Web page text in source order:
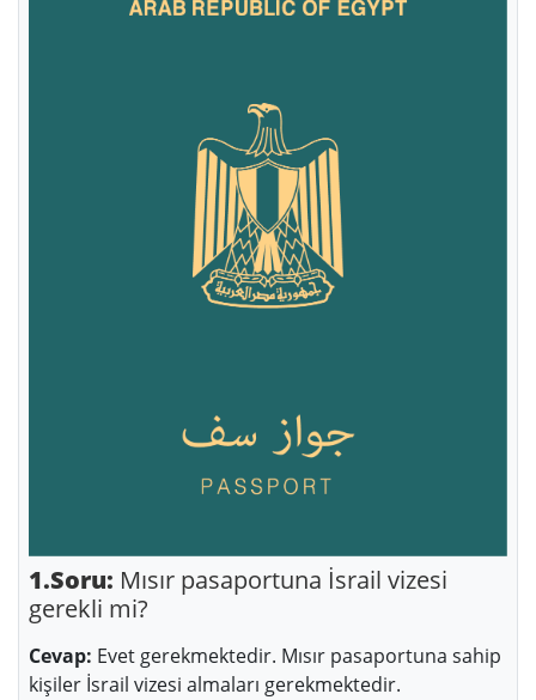
1.Soru: Mısır pasaportuna İsrail vizesi
gerekli mi?
Cevap: Evet gerekmektedir. Mısır pasaportuna sahip
kişiler İsrail vizesi almaları gerekmektedir.